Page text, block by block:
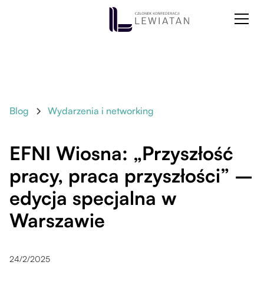
Blog Wydarzenia i networking
EFNI Wiosna: „Przyszłość
pracy, praca przyszłości” –
edycja specjalna w
Warszawie
24/2/2025